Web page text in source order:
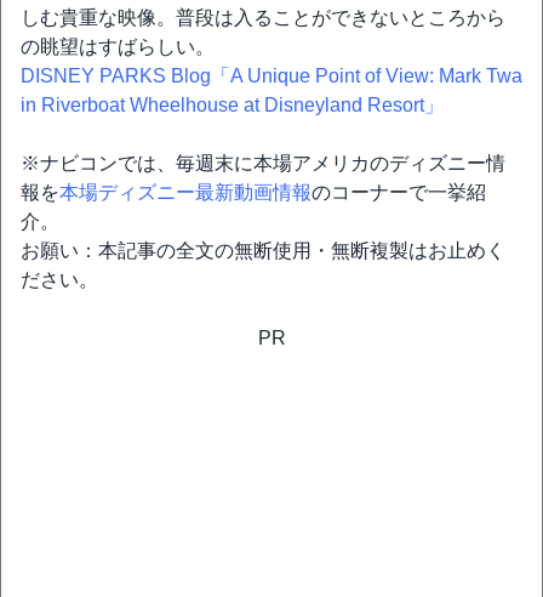
しむ貴重な映像。普段は入ることができないところから
の眺望はすばらしい。
DISNEY PARKS Blog「A Unique Point of View: Mark Twa
in Riverboat Wheelhouse at Disneyland Resort」
※ナビコンでは、毎週末に本場アメリカのディズニー情
報を本場ディズニー最新動画情報のコーナーで一挙紹
介。
お願い：本記事の全文の無断使用・無断複製はお止めく
ださい。
PR